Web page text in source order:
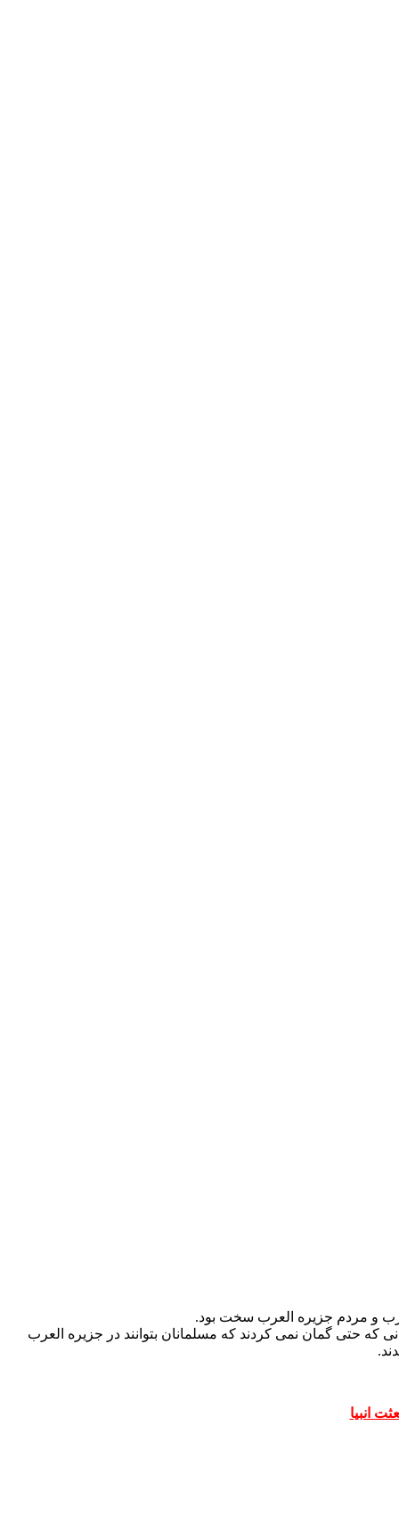
و مردم جزیره العرب سخت بود.
حتی گمان نمی کردند که مسلمانان بتوانند در جزیره العرب
انبیا